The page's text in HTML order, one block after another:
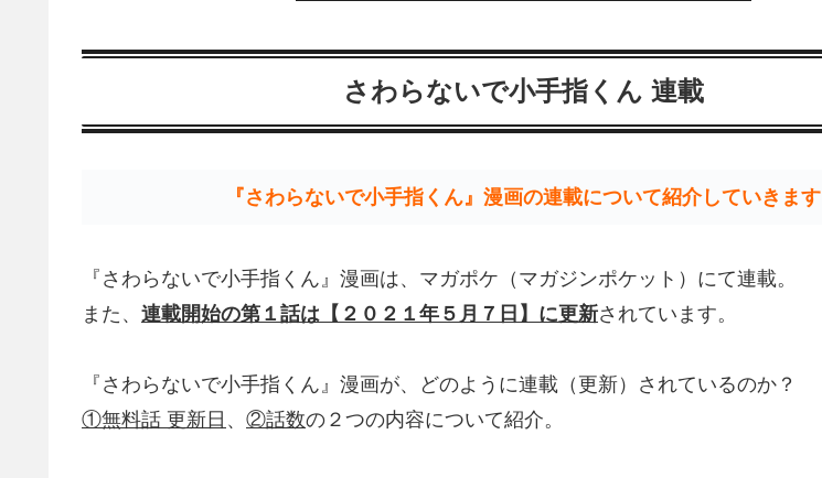
さわらないで小手指くん 連載
『さわらないで小手指くん』漫画の連載について紹介していきます
『さわらないで小手指くん』漫画は、マガポケ（マガジンポケット）にて連載。
また、 連載開始の第１話は【２０２１年５月７日】に更新されています。
『さわらないで小手指くん』漫画が、どのように連載（更新）されているのか？
①無料話 更新日 、 ②話数の２つの内容について紹介。